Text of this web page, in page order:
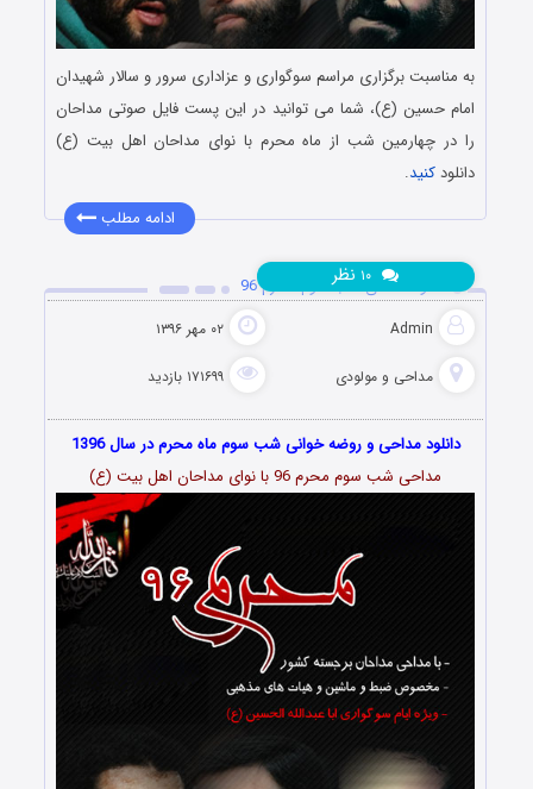
به مناسبت برگزاری مراسم سوگواری و عزاداری سرور و سالار شهیدان
امام حسین (ع)، شما می توانید در این پست فایل صوتی مداحان
را در چهارمین شب از ماه محرم با نوای مداحان اهل بیت (ع)
دانلودکنید.
ادامه مطلب
دانلود مداحی شب سوم محرم 96
Admin ۰۲ مهر ۱۳۹۶
مداحی و مولودی ۱۷۱۶۹۹ بازدید
نظر
دانلود مداحی و روضه خوانی شب سوم ماه محرم در سال 1396
مداحی شب سوم محرم 96 با نوای مداحان اهل بیت (ع)